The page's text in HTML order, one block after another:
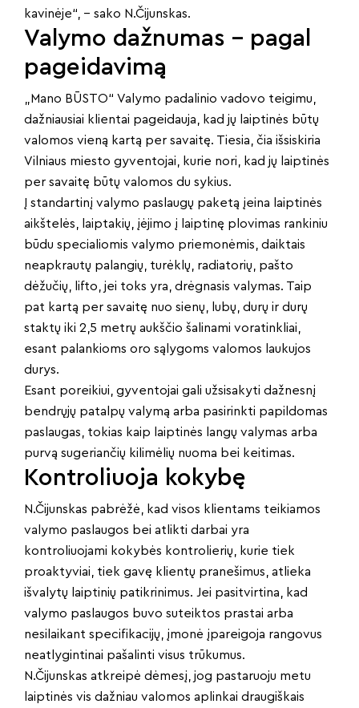
kavinėje“, – sako N.Čijunskas.
Valymo dažnumas – pagal
pageidavimą
„Mano BŪSTO“ Valymo padalinio vadovo teigimu,
dažniausiai klientai pageidauja, kad jų laiptinės būtų
valomos vieną kartą per savaitę. Tiesia, čia išsiskiria
Vilniaus miesto gyventojai, kurie nori, kad jų laiptinės
per savaitę būtų valomos du sykius.
Į standartinį valymo paslaugų paketą įeina laiptinės
aikštelės, laiptakių, įėjimo į laiptinę plovimas rankiniu
būdu specialiomis valymo priemonėmis, daiktais
neapkrautų palangių, turėklų, radiatorių, pašto
dėžučių, lifto, jei toks yra, drėgnasis valymas. Taip
pat kartą per savaitę nuo sienų, lubų, durų ir durų
staktų iki 2,5 metrų aukščio šalinami voratinkliai,
esant palankioms oro sąlygoms valomos laukujos
durys.
Esant poreikiui, gyventojai gali užsisakyti dažnesnį
bendrųjų patalpų valymą arba pasirinkti papildomas
paslaugas, tokias kaip laiptinės langų valymas arba
purvą sugeriančių kilimėlių nuoma bei keitimas.
Kontroliuoja kokybę
N.Čijunskas pabrėžė, kad visos klientams teikiamos
valymo paslaugos bei atlikti darbai yra
kontroliuojami kokybės kontrolierių, kurie tiek
proaktyviai, tiek gavę klientų pranešimus, atlieka
išvalytų laiptinių patikrinimus. Jei pasitvirtina, kad
valymo paslaugos buvo suteiktos prastai arba
nesilaikant specifikacijų, įmonė įpareigoja rangovus
neatlygintinai pašalinti visus trūkumus.
N.Čijunskas atkreipė dėmesį, jog pastaruoju metu
laiptinės vis dažniau valomos aplinkai draugiškais